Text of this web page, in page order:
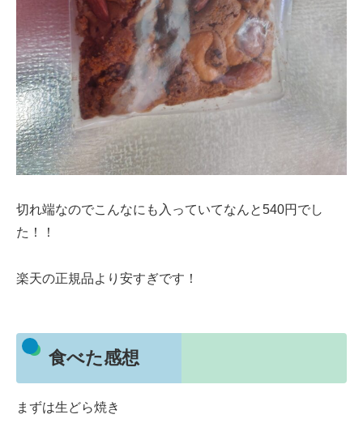
切れ端なのでこんなにも入っていてなんと540円でし
た！！
楽天の正規品より安すぎです！
食べた感想
まずは生どら焼き